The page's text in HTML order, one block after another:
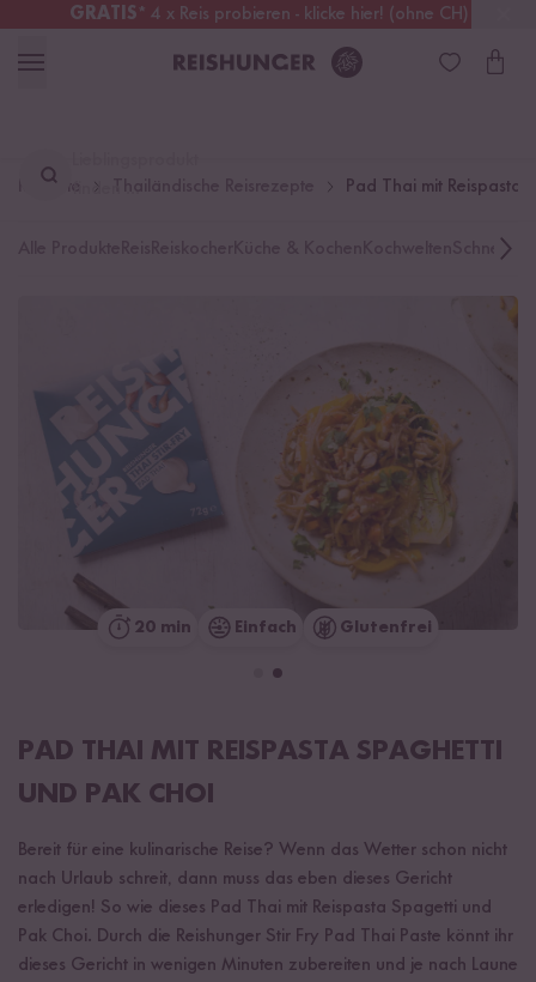
GRATIS* 4 x Reis probieren - klicke hier! (ohne CH)
Schweiz Alle Zölle & Steuern inklusive
finden ...
Rezepte Pad Thai mit Reispasta
Schnelle
20 min Einfach Glutenfrei
PAD THAI MIT REISPASTA SPAGHETTI
UND PAK CHOI
Bereit für eine kulinarische Reise? Wenn das Wetter schon nicht
nach Urlaub schreit, dann muss das eben dieses Gericht
erledigen! So wie dieses Pad Thai mit Reispasta Spagetti und
Pak Choi. Durch die Reishunger Stir Fry Pad Thai Paste könnt ihr
dieses Gericht in wenigen Minuten zubereiten und je nach Laune